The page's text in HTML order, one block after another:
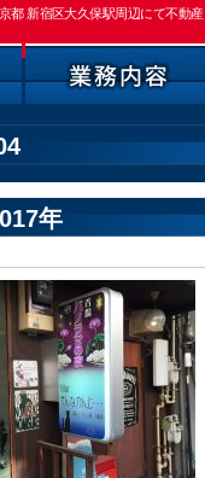
都 新宿区大久保駅周辺にて不動
年